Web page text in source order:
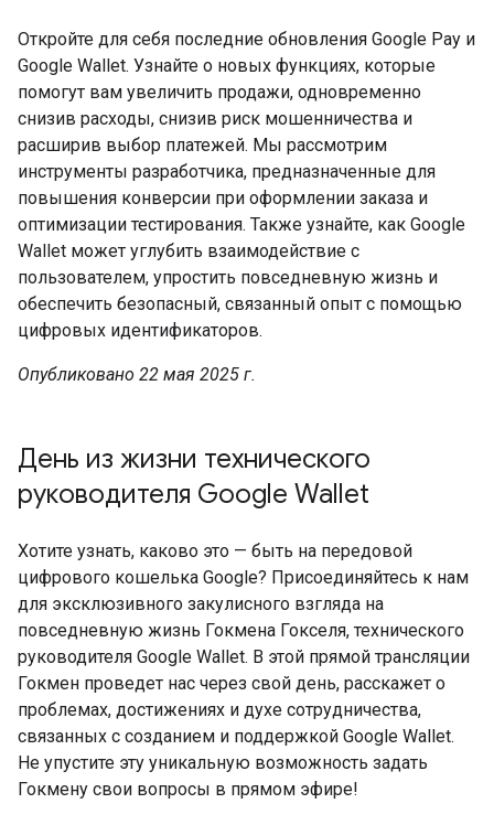
Откройте для себя последние обновления Google Pay и
Google Wallet. Узнайте о новых функциях, которые
помогут вам увеличить продажи, одновременно
снизив расходы, снизив риск мошенничества и
расширив выбор платежей. Мы рассмотрим
инструменты разработчика, предназначенные для
повышения конверсии при оформлении заказа и
оптимизации тестирования. Также узнайте, как Google
Wallet может углубить взаимодействие с
пользователем, упростить повседневную жизнь и
обеспечить безопасный, связанный опыт с помощью
цифровых идентификаторов.
Опубликовано 22 мая 2025 г.
День из жизни технического
руководителя Google Wallet
Хотите узнать, каково это — быть на передовой
цифрового кошелька Google? Присоединяйтесь к нам
для эксклюзивного закулисного взгляда на
повседневную жизнь Гокмена Гокселя, технического
руководителя Google Wallet. В этой прямой трансляции
Гокмен проведет нас через свой день, расскажет о
проблемах, достижениях и духе сотрудничества,
связанных с созданием и поддержкой Google Wallet.
Не упустите эту уникальную возможность задать
Гокмену свои вопросы в прямом эфире!